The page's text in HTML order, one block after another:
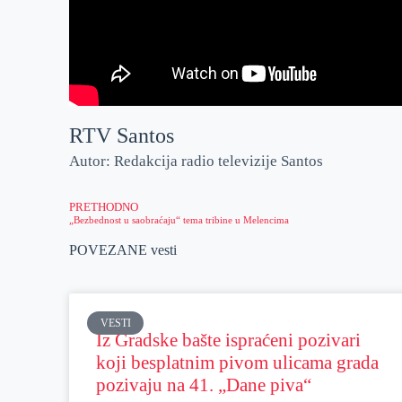
RTV Santos
Autor: Redakcija radio televizije Santos
PRETHODNO
„Bezbednost u saobraćaju“ tema tribine u Melencima
POVEZANE vesti
VESTI
Iz Gradske bašte ispraćeni pozivari
koji besplatnim pivom ulicama grada
pozivaju na 41. „Dane piva“